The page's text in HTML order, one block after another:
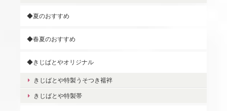
◆夏のおすすめ
◆春夏のおすすめ
◆きじばとやオリジナル
きじばとや特製うそつき襦袢
きじばとや特製帯